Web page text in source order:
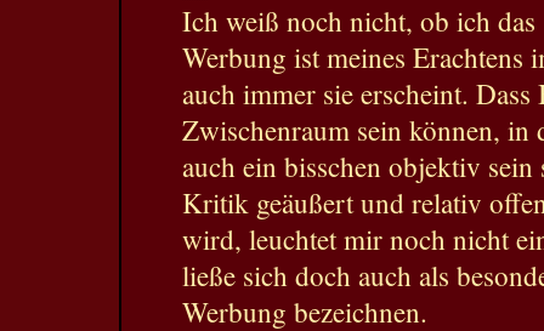
Ich weiß noch nicht, ob ich das
Werbung ist meines
auch immer sie erscheint.
Zwischenraum sein können, in
auch ein bisschen objektiv
Kritik geäußert und relativ
wird, leuchtet mir noch nicht
ließe sich doch auch als
Werbung bezeichnen.